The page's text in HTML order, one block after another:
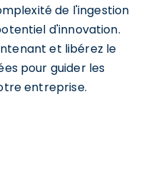
de l'ingestion
d'innovation.
et libérez le
pour guider les
entreprise.